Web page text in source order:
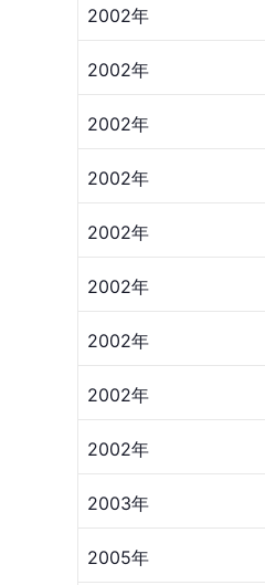
2002年
2002年
2002年
2002年
2002年
2002年
2002年
2002年
2002年
2003年
2005年